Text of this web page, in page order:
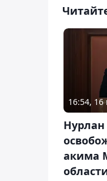
16:54, 16
акима